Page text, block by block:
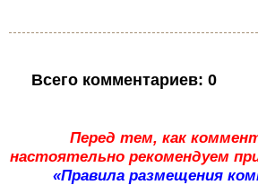
Всего комментариев: 0
Перед тем, как
настоятельно рекомендуем
«Правила размещения